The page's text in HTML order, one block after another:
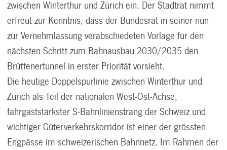
zwischen Winterthur und Zürich ein. Der Stadtrat nimmt
erfreut zur Kenntnis, dass der Bundesrat in seiner nun
zur Vernehmlassung verabschiedeten Vorlage für den
nächsten Schritt zum Bahnausbau 2030/2035 den
Brüttenertunnel in erster Priorität vorsieht.
Die heutige Doppelspurlinie zwischen Winterthur und
Zürich als Teil der nationalen West-Ost-Achse,
fahrgaststärkster S-Bahnlinienstrang der Schweiz und
wichtiger Güterverkehrskorridor ist einer der grössten
Engpässe im schweizerischen Bahnnetz. Im Rahmen der